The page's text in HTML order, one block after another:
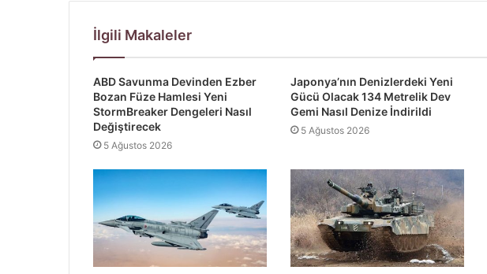
İlgili Makaleler
ABD Savunma Devinden Ezber
Bozan Füze Hamlesi Yeni
StormBreaker Dengeleri Nasıl
Değiştirecek
5 Ağustos 2026
Japonya’nın Denizlerdeki Yeni
Gücü Olacak 134 Metrelik Dev
Gemi Nasıl Denize İndirildi
5 Ağustos 2026